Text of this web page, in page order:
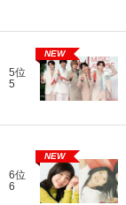
5位
5
NEW
6位
6
NEW